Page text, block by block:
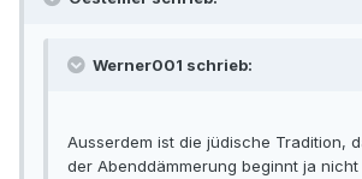
Werner001 schrieb:
Ausserdem ist die jüdische Tradition,
der Abenddämmerung beginnt ja nicht